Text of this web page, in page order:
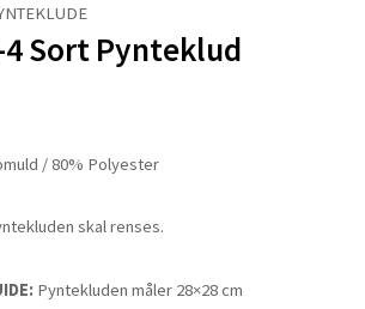
4 Sort Pynteklud
/ 80% Polyester
skal renses.
Pyntekluden måler 28×28 cm